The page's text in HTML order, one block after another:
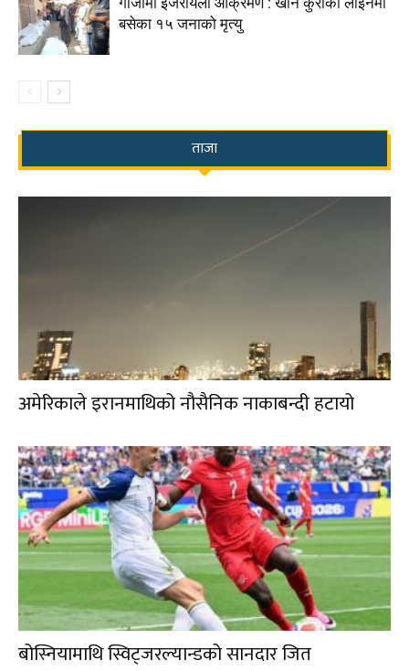
बसेका १५ जनाको मृत्यु
ताजा
अमेरिकाले इरानमाथिको नौसैनिक नाकाबन्दी हटायो
बोस्नियामाथि स्विट्जरल्यान्डको सानदार जित